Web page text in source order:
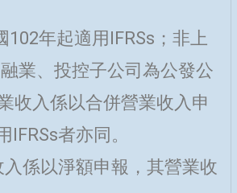
年起適用IFRSs；非上
業、投控子公司為公發公
收入係以合併營業收入申
者亦同。
係以淨額申報，其營業收